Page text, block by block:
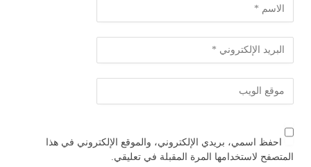
احفظ اسمي، بريدي الإلكتروني، والموقع الإلكتروني في هذا
المتصفح لاستخدامها المرة المقبلة في تعليقي.